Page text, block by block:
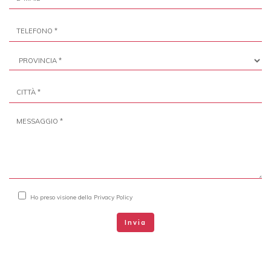
Ho preso visione della Privacy Policy
Invia